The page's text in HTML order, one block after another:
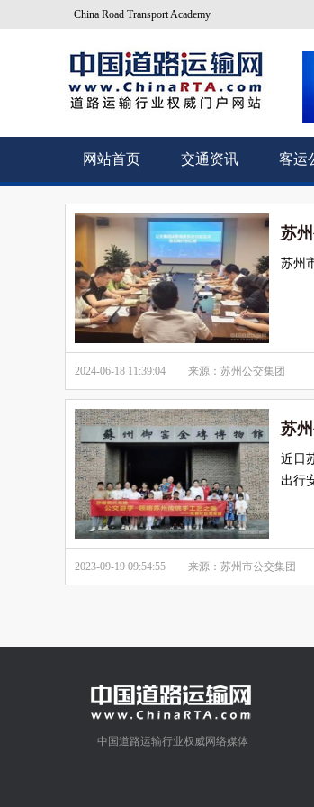
China Road Transport Academy
网站首页 交通资讯 客运
苏
苏州
2024-06-18 11:39:04 来源：苏州公交集团
苏
近日
出行
2023-09-19 09:54:55 来源：苏州市公交集团
中国道路运输行业权威网络媒体